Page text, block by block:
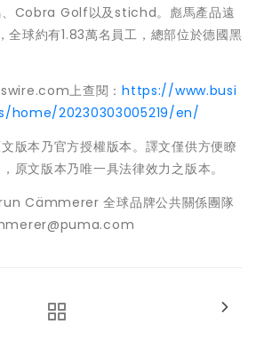
、Cobra Golf以及stichd。彪馬產品遠
全球約有1.83萬名員工，總部位於德國黑
上查閱：https://www.busi
home/20230303005219/en/
版本乃官方授權版本。譯文僅供方便瞭
原文版本乃唯一具法律效力之版本。
Cämmerer 全球品牌公共關係團隊